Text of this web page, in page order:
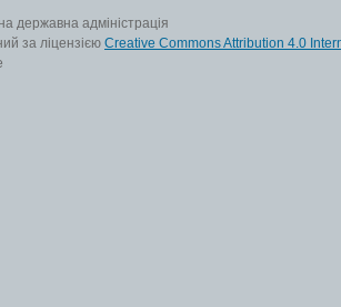
державна адміністрація
за ліцензією Creative Commons Attribution 4.0